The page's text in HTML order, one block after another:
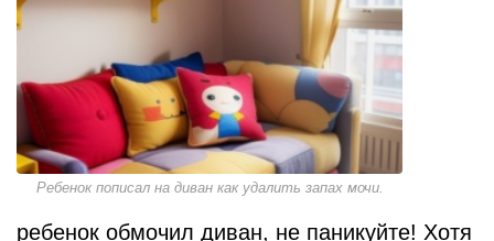
Ребенок пописал на диван как удалить запах мочи.
ребенок обмочил диван, не паникуйте! Хотя